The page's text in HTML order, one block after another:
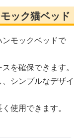
ック猫ベッド
モックベッドで
を確保できます。
シンプルなデザイ
使用できます。